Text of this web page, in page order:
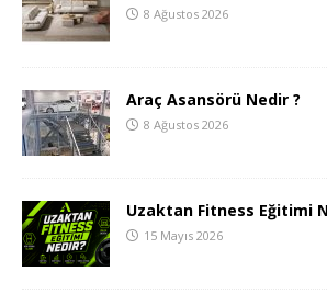
8 Ağustos 2026
Araç Asansörü Nedir ?
8 Ağustos 2026
Uzaktan Fitness Eğitimi
15 Mayıs 2026